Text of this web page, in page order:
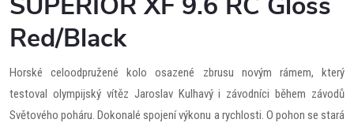
Red/Black
Horské celoodpružené kolo osazené zbrusu novým rámem, který
testoval olympijský vítěz Jaroslav Kulhavý i závodníci během závodů
Světového poháru. Dokonalé spojení výkonu a rychlosti. O pohon se stará